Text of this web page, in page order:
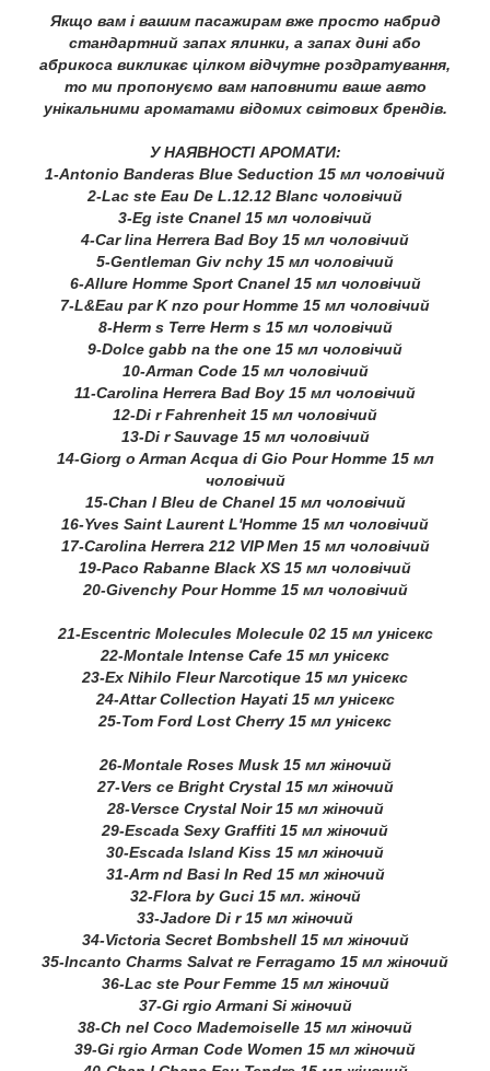
Якщо вам і вашим пасажирам вже просто набрид
стандартний запах ялинки, а запах дині або
абрикоса викликає цілком відчутне роздратування,
то ми пропонуємо вам наповнити ваше авто
унікальними ароматами відомих світових брендів.
У НАЯВНОСТІ АРОМАТИ:
1-Antonio Banderas Blue Seduction 15 мл чоловічий
2-Lac ste Eau De L.12.12 Blanc чоловічий
3-Eg iste Cnanel 15 мл чоловічий
4-Car lina Herrera Bad Boy 15 мл чоловічий
5-Gentleman Giv nchy 15 мл чоловічий
6-Allure Homme Sport Cnanel 15 мл чоловічий
7-L&Eau par K nzo pour Homme 15 мл чоловічий
8-Herm s Terre Herm s 15 мл чоловічий
9-Dolce gabb na the one 15 мл чоловічий
10-Arman Code 15 мл чоловічий
11-Carolina Herrera Bad Boy 15 мл чоловічий
12-Di r Fahrenheit 15 мл чоловічий
13-Di r Sauvage 15 мл чоловічий
14-Giorg o Arman Acqua di Gio Pour Homme 15 мл
чоловічий
15-Chan l Bleu de Chanel 15 мл чоловічий
16-Yves Saint Laurent L'Homme 15 мл чоловічий
17-Carolina Herrera 212 VIP Men 15 мл чоловічий
19-Paco Rabanne Black XS 15 мл чоловічий
20-Givenchy Pour Homme 15 мл чоловічий
21-Escentric Molecules Molecule 02 15 мл унісекс
22-Montale Intense Cafe 15 мл унісекс
23-Ex Nihilo Fleur Narcotique 15 мл унісекс
24-Attar Collection Hayati 15 мл унісекс
25-Tom Ford Lost Cherry 15 мл унісекс
26-Montale Roses Musk 15 мл жіночий
27-Vers ce Bright Crystal 15 мл жіночий
28-Versce Crystal Noir 15 мл жіночий
29-Escada Sexy Graffiti 15 мл жіночий
30-Escada Island Kiss 15 мл жіночий
31-Arm nd Basi In Red 15 мл жіночий
32-Flora by Guci 15 мл. жіночй
33-Jadore Di r 15 мл жіночий
34-Victoria Secret Bombshell 15 мл жіночий
35-Incanto Charms Salvat re Ferragamo 15 мл жіночий
36-Lac ste Pour Femme 15 мл жіночий
37-Gi rgio Armani Si жіночий
38-Ch nel Coco Mademoiselle 15 мл жіночий
39-Gi rgio Arman Code Women 15 мл жіночий